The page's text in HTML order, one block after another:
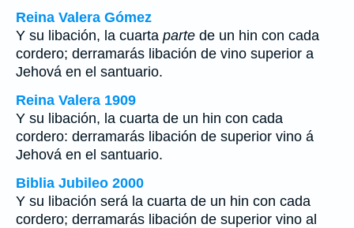
Reina Valera Gómez
Y su libación, la cuarta parte de un hin con cada
cordero; derramarás libación de vino superior a
Jehová en el santuario.
Reina Valera 1909
Y su libación, la cuarta de un hin con cada
cordero: derramarás libación de superior vino á
Jehová en el santuario.
Biblia Jubileo 2000
Y su libación será la cuarta de un hin con cada
cordero; derramarás libación de superior vino al